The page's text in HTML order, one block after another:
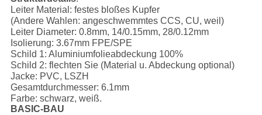
Leiter Material: festes bloßes Kupfer
(Andere Wahlen: angeschwemmtes CCS, CU, weil)
Leiter Diameter: 0.8mm, 14/0.15mm, 28/0.12mm
Isolierung: 3.67mm FPE/SPE
Schild 1: Aluminiumfolieabdeckung 100%
Schild 2: flechten Sie (Material u. Abdeckung optional)
Jacke: PVC, LSZH
Gesamtdurchmesser: 6.1mm
Farbe: schwarz, weiß.
BASIC-BAU